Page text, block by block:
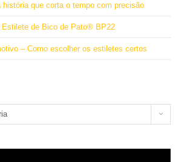
história que corta o tempo com precisão
Estilete de Bico de Pato® BP22
– Como escolher os estiletes certos